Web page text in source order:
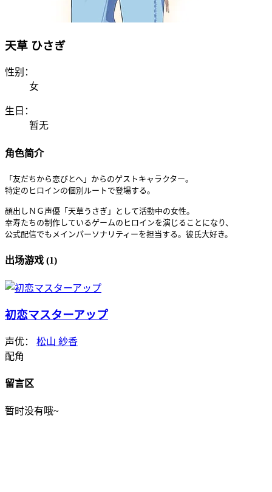
天草 ひさぎ
性别：
女
生日：
暂无
角色简介
「友だちから恋びとへ」からのゲストキャラクター。
特定のヒロインの個別ルートで登場する。
顔出しＮＧ声優「天草うさぎ」として活動中の女性。
幸寿たちの制作しているゲームのヒロインを演じることになり、
公式配信でもメインパーソナリティーを担当する。彼氏大好き。
出场游戏 (1)
初恋マスターアップ
声优： 松山 紗香
配角
留言区
暂时没有哦~